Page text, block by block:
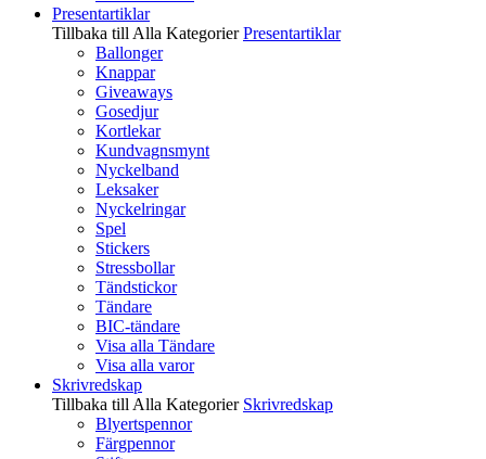
Presentartiklar
Tillbaka till Alla Kategorier Presentartiklar
Ballonger
Knappar
Giveaways
Gosedjur
Kortlekar
Kundvagnsmynt
Nyckelband
Leksaker
Nyckelringar
Spel
Stickers
Stressbollar
Tändstickor
Tändare
BIC-tändare
Visa alla Tändare
Visa alla varor
Skrivredskap
Tillbaka till Alla Kategorier Skrivredskap
Blyertspennor
Färgpennor